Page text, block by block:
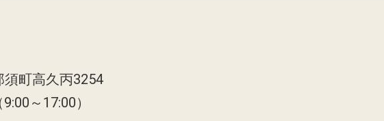
町高久丙3254
～17:00）